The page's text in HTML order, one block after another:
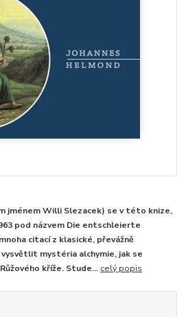
jménem Willi Slezacek) se v této knize,
pod názvem Die entschleierte
citací z klasické, převážně
mystéria alchymie, jak se
kříže. Stude... celý popis